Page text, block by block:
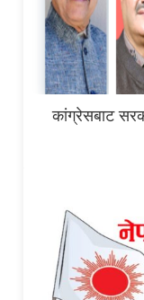
कांग्रेसबाट